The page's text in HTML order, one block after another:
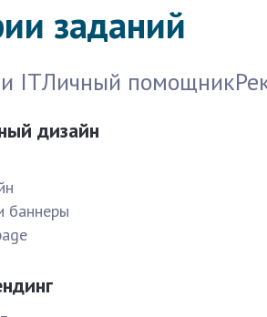
заданий
ITЛичный помощник
дизайн
баннеры